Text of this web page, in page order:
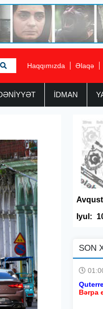
Haqqımızda Əlaqə
İDMAN
Iyul:
SON
Bərpa